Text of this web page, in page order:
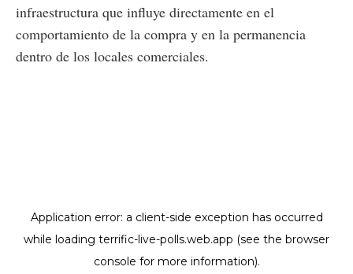
infraestructura que influye directamente en el
comportamiento de la compra y en la permanencia
dentro de los locales comerciales.